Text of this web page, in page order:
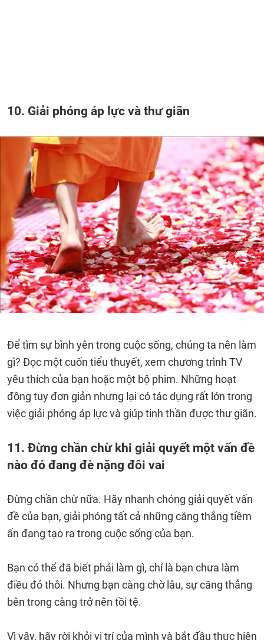
10. Giải phóng áp lực và thư giãn
Để tìm sự bình yên trong cuộc sống, chúng ta nên làm
gì? Đọc một cuốn tiểu thuyết, xem chương trình TV
yêu thích của bạn hoặc một bộ phim. Những hoạt
đông tuy đơn giản nhưng lại có tác dụng rất lớn trong
việc giải phóng áp lực và giúp tinh thần được thư giãn.
11. Đừng chần chừ khi giải quyết một vấn đề
nào đó đang đè nặng đôi vai
Đừng chần chừ nữa. Hãy nhanh chóng giải quyết vấn
đề của bạn, giải phóng tất cả những căng thẳng tiềm
ẩn đang tạo ra trong cuộc sống của bạn.
Bạn có thể đã biết phải làm gì, chỉ là bạn chưa làm
điều đó thôi. Nhưng bạn càng chờ lâu, sự căng thẳng
bên trong càng trở nên tồi tệ.
Vì vậy, hãy rời khỏi vị trí của mình và bắt đầu thực hiện